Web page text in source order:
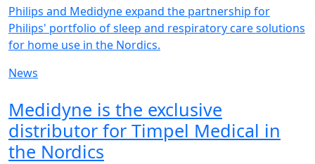
Philips and Medidyne expand the partnership for
Philips' portfolio of sleep and respiratory care solutions
for home use in the Nordics.
News
Medidyne is the exclusive
distributor for Timpel Medical in
the Nordics